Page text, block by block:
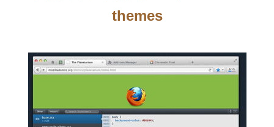
themes